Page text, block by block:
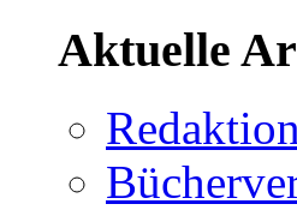
Aktuelle